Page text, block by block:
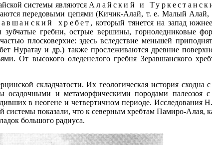
системы являются Алайский и
передовыми цепями (Кичик-Алай, т. е. Малый Алай,
хребет , который тянется на запад
гребни, острые вершины, горноледниковые
плосковерхие: здесь вследствие меньшей
Нуратау и др.) также прослеживаются древние
От высокого оледенелого гребня Зеравшанского
складчатости. Их геологическая история
осадочными и метаморфическими породами палеозоя
в неогене и четвертичном периоде. Исследования
системы показали, что к северным хребтам Памиро-
большого радиуса.